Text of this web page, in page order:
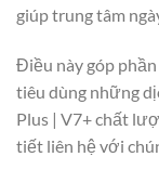
giúp trung tâm
Điều này góp
tiêu dùng những
Plus | V7+ chất
tiết liên hệ với